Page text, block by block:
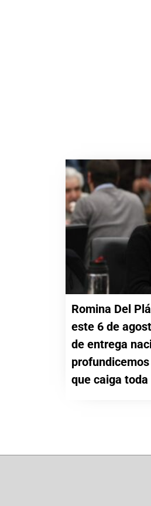
Romina Del
este 6 de
de entrega
que caiga